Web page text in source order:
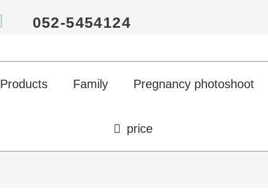
052-5454124
Pregnancy photoshoot
Family
Products
price